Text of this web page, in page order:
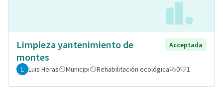
Limpieza yantenimiento de
montes
Acceptada
Luis Heras Municipi Rehabilitación ecológica 0 1